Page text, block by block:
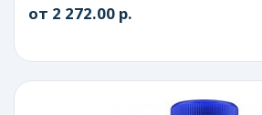
от 2 272.00 р.